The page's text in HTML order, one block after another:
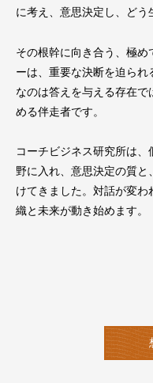
に考え、意思決定し、どう
その根幹に向き合う、極
ーは、重要な決断を迫ら
なのは答えを与える存在
める伴走者です。
コーチビジネス研究所は
野に入れ、意思決定の質
けてきました。対話が変
織と未来が動き始めます。